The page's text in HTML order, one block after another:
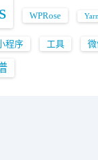
WPRose Yarn
程序 工具